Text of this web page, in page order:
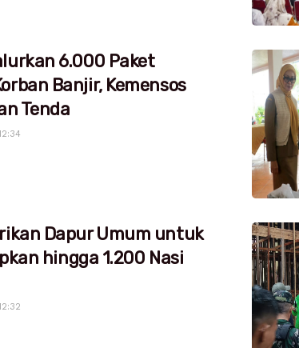
6.000 Paket
Banjir, Kemensos
Tenda
Dapur Umum untuk
hingga 1.200 Nasi